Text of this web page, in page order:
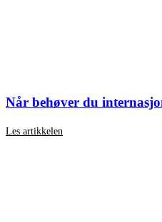
Når behøver du
Les artikkelen